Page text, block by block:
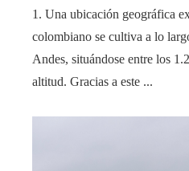
1. Una ubicación geográfica
colombiano se cultiva a lo
Andes, situándose entre los
altitud. Gracias a este ...